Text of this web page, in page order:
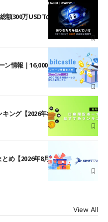
300万USDTのレースとして復
情報｜16,000円口座開設ボーナ
ング【2026年8月最新】
め【2026年8月最新】
View All